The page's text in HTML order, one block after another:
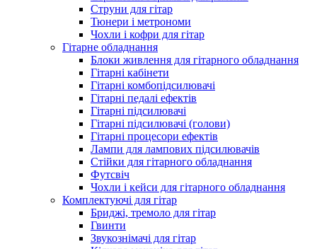
Струни для гітар
Тюнери і метрономи
Чохли і кофри для гітар
Гітарне обладнання
Блоки живлення для гітарного обладнання
Гітарні кабінети
Гітарні комбопідсилювачі
Гітарні педалі ефектів
Гітарні підсилювачі
Гітарні підсилювачі (голови)
Гітарні процесори ефектів
Лампи для лампових підсилювачів
Стійки для гітарного обладнання
Футсвіч
Чохли і кейси для гітарного обладнання
Комплектуючі для гітар
Бриджі, тремоло для гітар
Гвинти
Звукознімачі для гітар